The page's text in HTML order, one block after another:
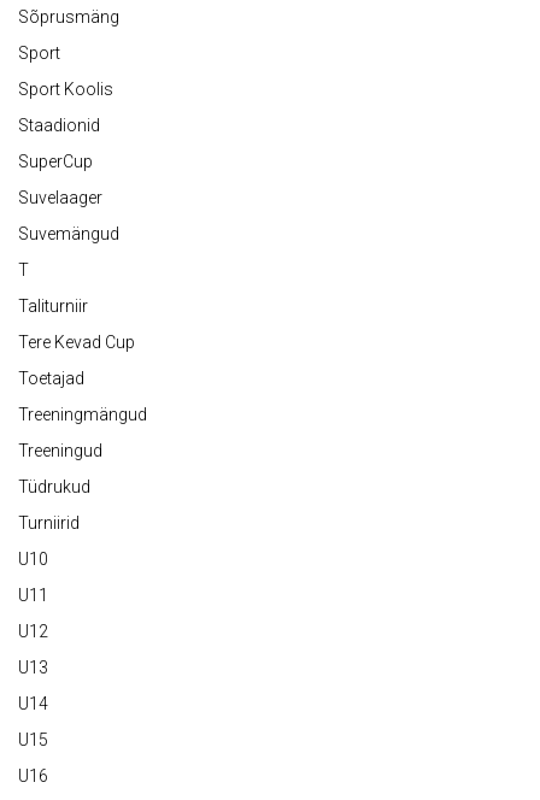
Sõprusmäng
Sport
Sport Koolis
Staadionid
SuperCup
Suvelaager
Suvemängud
T
Taliturniir
Tere Kevad Cup
Toetajad
Treeningmängud
Treeningud
Tüdrukud
Turniirid
U10
U11
U12
U13
U14
U15
U16